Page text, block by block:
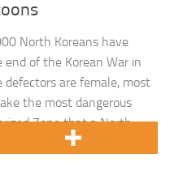
North Koreans have
of the Korean War in
are female, most
the most dangerous
Zone that a North
Most of the…